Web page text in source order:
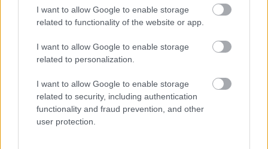
I want to allow Google to enable storage
related to functionality of the website or app.
I want to allow Google to enable storage
related to personalization.
I want to allow Google to enable storage
related to security, including authentication
functionality and fraud prevention, and other
user protection.
Πόσο δίνουν οι στοιχηματικές στον Μητσοτάκη